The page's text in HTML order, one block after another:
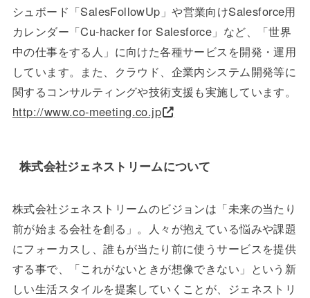
シュボード「SalesFollowUp」や営業向けSalesforce用
カレンダー「Cu-hacker for Salesforce」など、「世界
中の仕事をする人」に向けた各種サービスを開発・運用
しています。また、クラウド、企業内システム開発等に
関するコンサルティングや技術支援も実施しています。
http://www.co-meeting.co.jp
株式会社ジェネストリームについて
株式会社ジェネストリームのビジョンは「未来の当たり
前が始まる会社を創る」。人々が抱えている悩みや課題
にフォーカスし、誰もが当たり前に使うサービスを提供
する事で、「これがないときが想像できない」という新
しい生活スタイルを提案していくことが、ジェネストリ